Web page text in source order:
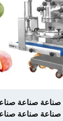
صناعة
صناعة